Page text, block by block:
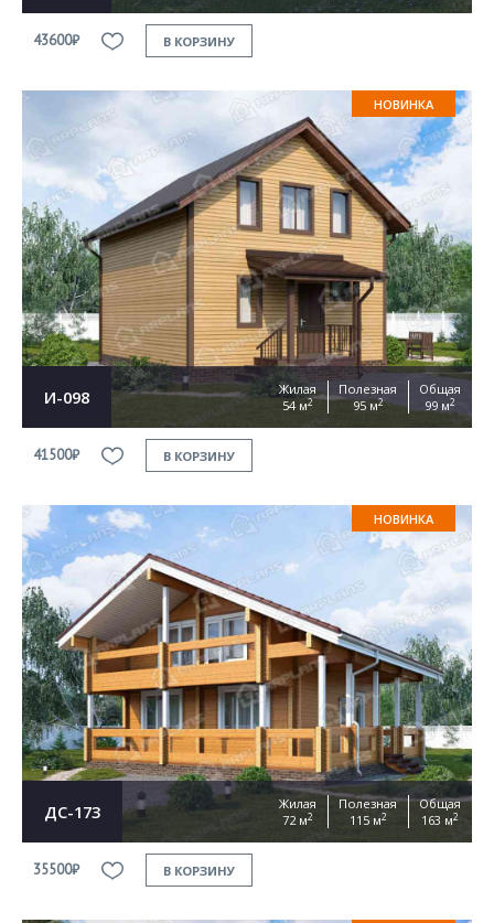
43600₽ В КОРЗИНУ
НОВИНКА
И-098
Жилая
54 м2
Полезная
95 м2
Общая
99 м2
41500₽ В КОРЗИНУ
НОВИНКА
ДС-173
Жилая
72 м2
Полезная
115 м2
Общая
163 м2
35500₽ В КОРЗИНУ